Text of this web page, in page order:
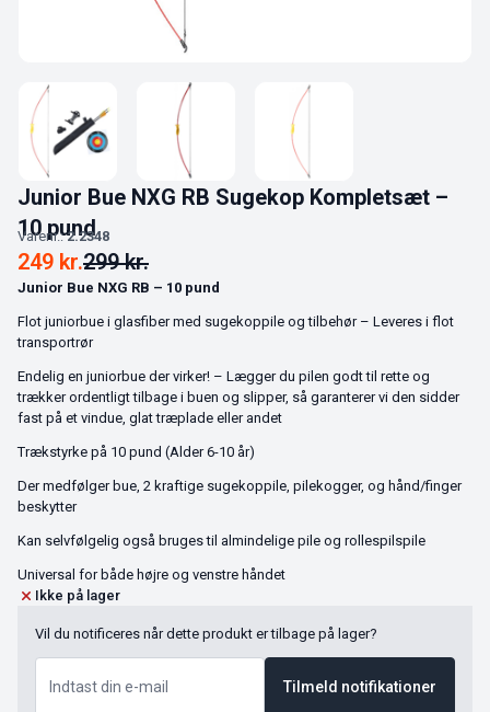
Junior Bue NXG RB Sugekop Kompletsæt –
10 pund
Varenr.:2.2348
299kr.
249 kr.
Junior Bue NXG RB – 10 pund
Flot juniorbue i glasfiber med sugekoppile og tilbehør – Leveres i flot
transportrør
Endelig en juniorbue der virker! – Lægger du pilen godt til rette og
trækker ordentligt tilbage i buen og slipper, så garanterer vi den sidder
fast på et vindue, glat træplade eller andet
Trækstyrke på 10 pund (Alder 6-10 år)
Der medfølger bue, 2 kraftige sugekoppile, pilekogger, og hånd/finger
beskytter
Kan selvfølgelig også bruges til almindelige pile og rollespilspile
Universal for både højre og venstre håndet
Ikke på lager
Vil du notificeres når dette produkt er tilbage på lager?
Tilmeld notifikationer